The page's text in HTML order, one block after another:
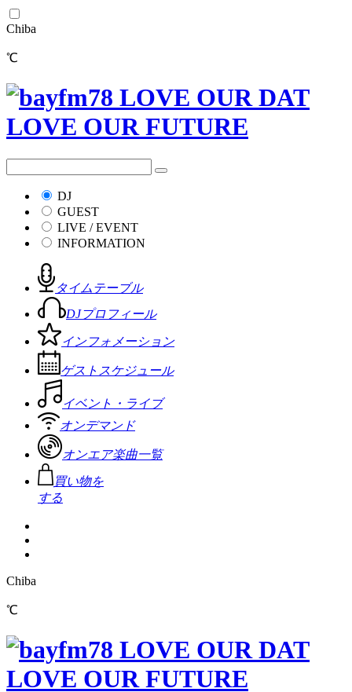
Chiba
℃
DJ
GUEST
LIVE / EVENT
INFORMATION
タイムテーブル
DJプロフィール
インフォメーション
ゲストスケジュール
イベント・ライブ
オンデマンド
オンエア楽曲一覧
買い物を
する
Chiba
℃